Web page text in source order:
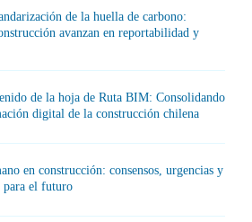
de la huella de carbono:
avanzan en reportabilidad y
de la hoja de Ruta BIM: Consolidando
digital de la construcción chilena
en construcción: consensos, urgencias y
para el futuro